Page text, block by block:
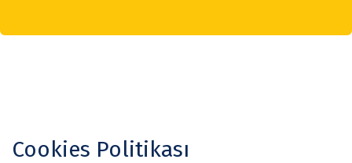
Cookies Politikası